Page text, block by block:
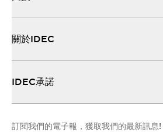
關於IDEC
IDEC承諾
訂閱我們的電子報，獲取我們的最新訊息!